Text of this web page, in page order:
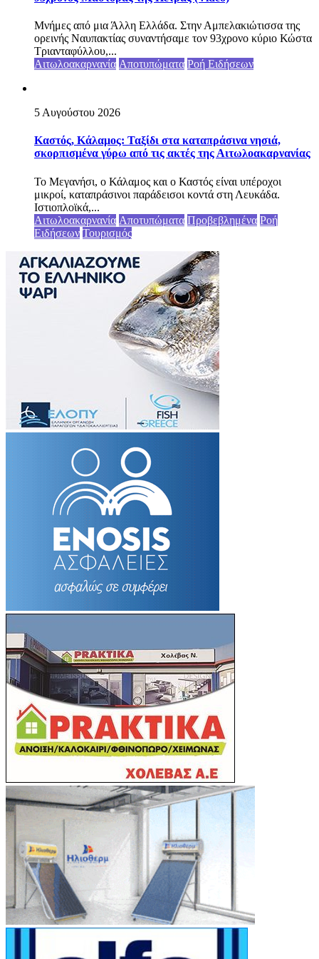
Μνήμες από μια Άλλη Ελλάδα. Στην Αμπελακιώτισσα της
ορεινής Ναυπακτίας συναντήσαμε τον 93χρονο κύριο Κώστα
Τριανταφύλλου,...
Αιτωλοακαρνανία Αποτυπώματα Ροή Ειδήσεων
5 Αυγούστου 2026
Καστός, Κάλαμος: Ταξίδι στα καταπράσινα νησιά,
σκορπισμένα γύρω από τις ακτές της Αιτωλοακαρνανίας
Το Μεγανήσι, ο Κάλαμος και ο Καστός είναι υπέροχοι
μικροί, καταπράσινοι παράδεισοι κοντά στη Λευκάδα.
Ιστιοπλοϊκά,...
Αιτωλοακαρνανία Αποτυπώματα Προβεβλημένα Ροή
Ειδήσεων Τουρισμός